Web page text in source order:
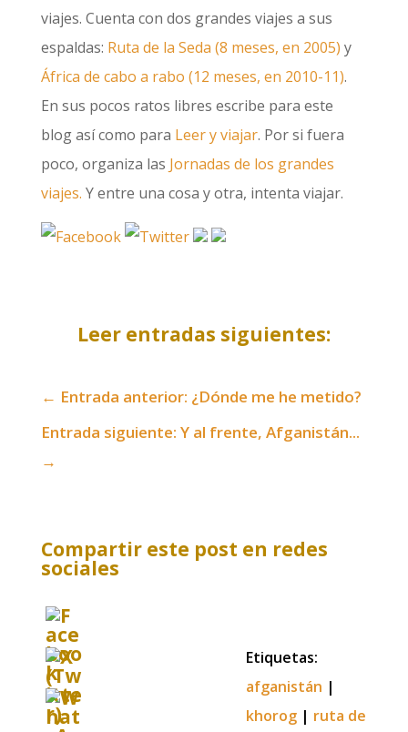
viajes. Cuenta con dos grandes viajes a sus
espaldas: Ruta de la Seda (8 meses, en 2005) y
África de cabo a rabo (12 meses, en 2010-11).
En sus pocos ratos libres escribe para este
blog así como para Leer y viajar. Por si fuera
poco, organiza las Jornadas de los grandes
viajes. Y entre una cosa y otra, intenta viajar.
Leer entradas siguientes:
← Entrada anterior: ¿Dónde me he metido?
Entrada siguiente: Y al frente, Afganistán...
→
Compartir este post en redes
sociales
Etiquetas:
afganistán |
khorog| ruta de